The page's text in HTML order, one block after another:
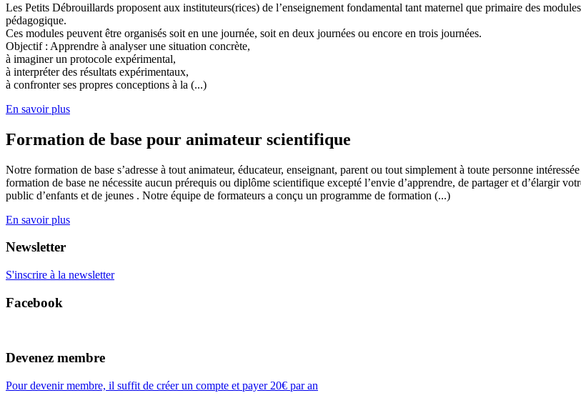
Les Petits Débrouillards proposent aux instituteurs(rices) de l’enseignement fondamental tant maternel que primaire des
pédagogique.
Ces modules peuvent être organisés soit en une journée, soit en deux journées ou encore en trois journées.
Objectif : Apprendre à analyser une situation concrète,
à imaginer un protocole expérimental,
à interpréter des résultats expérimentaux,
à confronter ses propres conceptions à la (...)
En savoir plus
Formation de base pour animateur scientifique
Notre formation de base s’adresse à tout animateur, éducateur, enseignant, parent ou tout simplement à toute personne
formation de base ne nécessite aucun prérequis ou diplôme scientifique excepté l’envie d’apprendre, de partager et d’élargir
public d’enfants et de jeunes . Notre équipe de formateurs a conçu un programme de formation (...)
En savoir plus
Newsletter
S'inscrire à la newsletter
Facebook
Devenez membre
Pour devenir membre, il suffit de créer un compte et payer 20€ par an